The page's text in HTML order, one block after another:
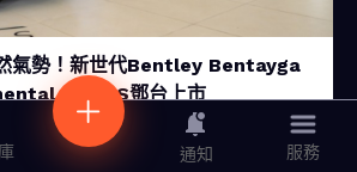
氣勢！新世代Bentley Bentayga
GT/C S鄧台上市
通知 服務